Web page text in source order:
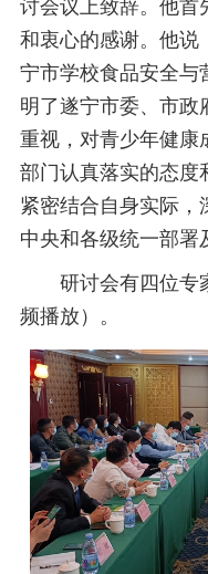
讨会议上致辞。他首
和衷心的感谢。他说
宁市学校食品安全与
明了遂宁市委、市政
重视，对青少年健康
部门认真落实的态度
紧密结合自身实际，
中央和各级统一部署
研讨会有四位专
频播放）。